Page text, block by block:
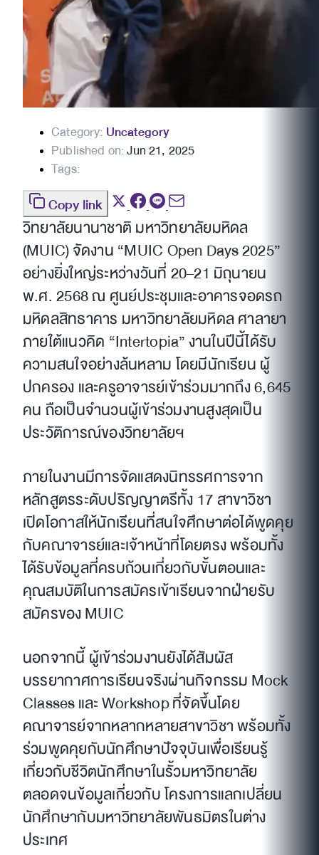
Category: Uncategory
Published on:Jun 21, 2025
Tags:
Copy link
วิทยาลัยนานาชาติ มหาวิทยาลัยมหิดล
(MUIC) จัดงาน “MUIC Open Days 2025”
อย่างยิ่งใหญ่ระหว่างวันที่ 20–21 มิถุนายน
พ.ศ. 2568 ณ ศูนย์ประชุมและอาคารจอดรถ
มหิดลสิทธาคาร มหาวิทยาลัยมหิดล ศาลายา
ภายใต้แนวคิด “Intertopia” งานในปีนี้ได้รับ
ความสนใจอย่างล้นหลาม โดยมีนักเรียน ผู้
ปกครอง และครูอาจารย์เข้าร่วมมากถึง 6,645
คน ถือเป็นจำนวนผู้เข้าร่วมงานสูงสุดเป็น
ประวัติการณ์ของวิทยาลัยฯ
ภายในงานมีการจัดแสดงนิทรรศการจาก
หลักสูตรระดับปริญญาตรีทั้ง 17 สาขาวิชา
เปิดโอกาสให้นักเรียนที่สนใจศึกษาต่อได้พูดคุย
กับคณาจารย์และเจ้าหน้าที่โดยตรง พร้อมทั้ง
ได้รับข้อมูลที่ครบถ้วนเกี่ยวกับขั้นตอนและ
คุณสมบัติในการสมัครเข้าเรียนจากฝ่ายรับ
สมัครของ MUIC
นอกจากนี้ ผู้เข้าร่วมงานยังได้สัมผัส
บรรยากาศการเรียนจริงผ่านกิจกรรม Mock
Classes และ Workshop ที่จัดขึ้นโดย
คณาจารย์จากหลากหลายสาขาวิชา พร้อมทั้ง
ร่วมพูดคุยกับนักศึกษาปัจจุบันเพื่อเรียนรู้
เกี่ยวกับชีวิตนักศึกษาในรั้วมหาวิทยาลัย
ตลอดจนข้อมูลเกี่ยวกับ โครงการแลกเปลี่ยน
นักศึกษากับมหาวิทยาลัยพันธมิตรในต่าง
ประเทศ